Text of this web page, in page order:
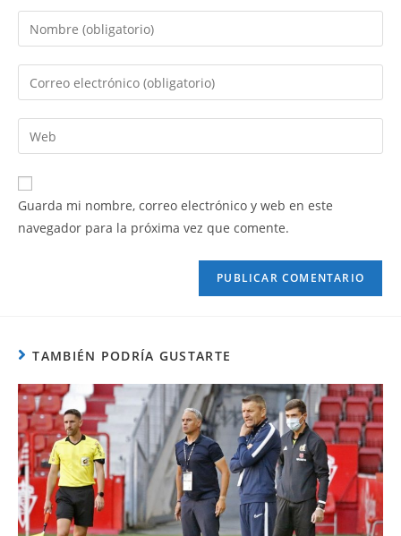
Guarda mi nombre, correo electrónico y web en este
navegador para la próxima vez que comente.
TAMBIÉN PODRÍA GUSTARTE